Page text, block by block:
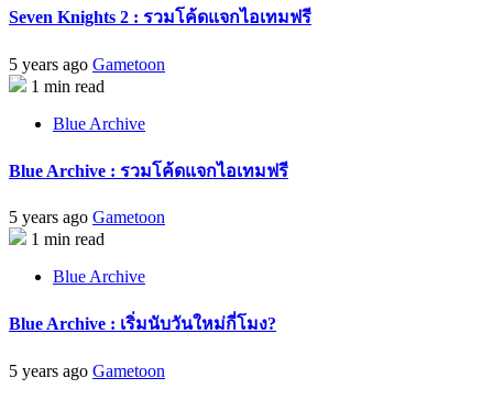
Seven Knights 2 : รวมโค้ดแจกไอเทมฟรี
5 years ago Gametoon
1 min read
Blue Archive
Blue Archive : รวมโค้ดแจกไอเทมฟรี
5 years ago Gametoon
1 min read
Blue Archive
Blue Archive : เริ่มนับวันใหม่กี่โมง?
5 years ago Gametoon